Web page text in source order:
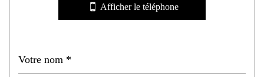
Taxe foncière
33,29 %
Afficher le téléphone